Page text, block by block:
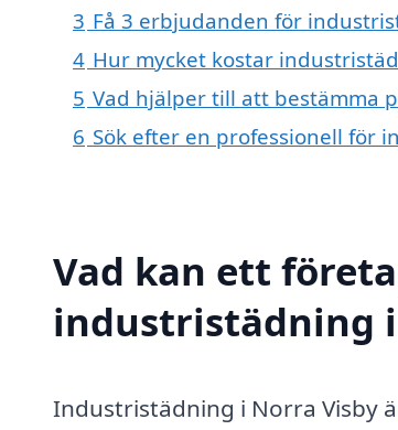
3 Få 3 erbjudanden för
4 Hur mycket kostar
5 Vad hjälper till att bestämma
6 Sök efter en professionell för
Vad kan ett
industristädning
Industristädning i Norra Visby